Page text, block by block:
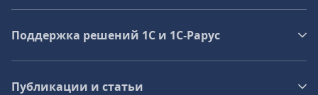
Поддержка решений 1С и 1С‑Рарус
Публикации и статьи